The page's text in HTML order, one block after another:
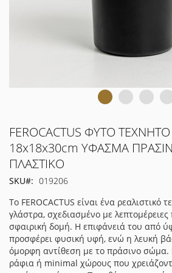
Μετάβαση
στην
αρχή
της
συλλογής
FEROCACTUS ΦΥΤΟ
18x18x30cm ΥΦΑΣΜΑ
ΠΛΑΣΤΙΚΟ
SKU
019206
Το FEROCACTUS είναι ένα ρεαλιστικό
γλάστρα, σχεδιασμένο με
σφαιρική δομή. Η επιφάνειά του από
προσφέρει φυσική υφή, ενώ η λευκή
όμορφη αντίθεση με το πράσινο σώμα.
ράφια ή minimal χώρους που